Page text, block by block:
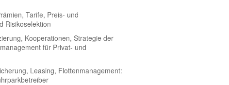
Tarife, Preis- und
Risikoselektion
Kooperationen, Strategie der
für Privat- und
Leasing, Flottenmanagement: